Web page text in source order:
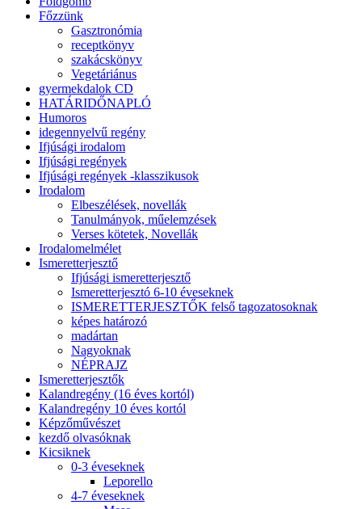
Főzzünk
Gasztronómia
receptkönyv
szakácskönyv
Vegetáriánus
gyermekdalok CD
HATÁRIDŐNAPLÓ
Humoros
idegennyelvű regény
Ifjúsági irodalom
Ifjúsági regények
Ifjúsági regények -klasszikusok
Irodalom
Elbeszélések, novellák
Tanulmányok, műelemzések
Verses kötetek, Novellák
Irodalomelmélet
Ismeretterjesztő
Ifjúsági ismeretterjesztő
Ismeretterjesztó 6-10 éveseknek
ISMERETTERJESZTŐK felső tagozatosoknak
képes határozó
madártan
Nagyoknak
NÉPRAJZ
Ismeretterjesztők
Kalandregény (16 éves kortól)
Kalandregény 10 éves kortól
Képzőművészet
kezdő olvasóknak
Kicsiknek
0-3 éveseknek
Leporello
4-7 éveseknek